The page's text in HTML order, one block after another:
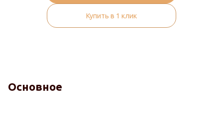
Купить в 1 клик
Основное